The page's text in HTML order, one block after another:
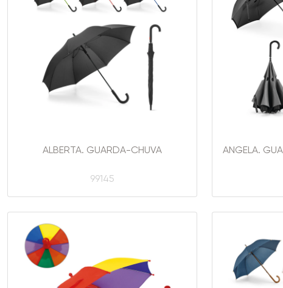
ALBERTA. GUARDA-CHUVA
99145
ANGELA.